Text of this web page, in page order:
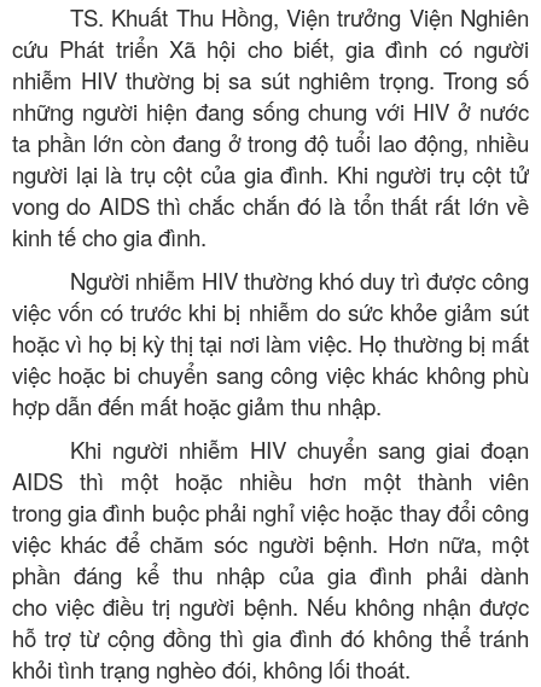
TS. Khuất Thu Hồng, Viện trưởng Viện Nghiên
cứu Phát triển Xã hội cho biết, gia đình có người
nhiễm HIV thường bị sa sút nghiêm trọng. Trong số
những người hiện đang sống chung với HIV ở nước
ta phần lớn còn đang ở trong độ tuổi lao động, nhiều
người lại là trụ cột của gia đình. Khi người trụ cột tử
vong do AIDS thì chắc chắn đó là tổn thất rất lớn về
kinh tế cho gia đình.
Người nhiễm HIV thường khó duy trì được công
việc vốn có trước khi bị nhiễm do sức khỏe giảm sút
hoặc vì họ bị kỳ thị tại nơi làm việc. Họ thường bị mất
việc hoặc bi chuyển sang công việc khác không phù
hợp dẫn đến mất hoặc giảm thu nhập.
Khi người nhiễm HIV chuyển sang giai đoạn
AIDS thì một hoặc nhiều hơn một thành viên
trong gia đình buộc phải nghỉ việc hoặc thay đổi công
việc khác để chăm sóc người bệnh. Hơn nữa, một
phần đáng kể thu nhập của gia đình phải dành
cho việc điều trị người bệnh. Nếu không nhận được
hỗ trợ từ cộng đồng thì gia đình đó không thể tránh
khỏi tình trạng nghèo đói, không lối thoát.